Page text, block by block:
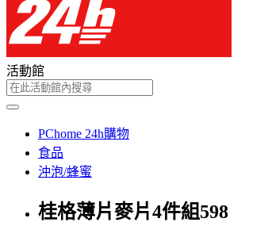
活動館
PChome 24h購物
食品
沖泡/蜂蜜
桂格薄片麥片4件組598